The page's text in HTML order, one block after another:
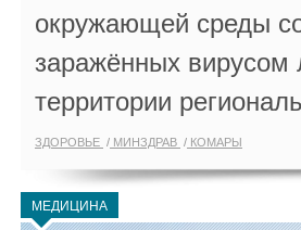
окружающей среды
заражённых вирусом
территории
ЗДОРОВЬЕ МИНЗДРАВ КОМАРЫ
МЕДИЦИНА